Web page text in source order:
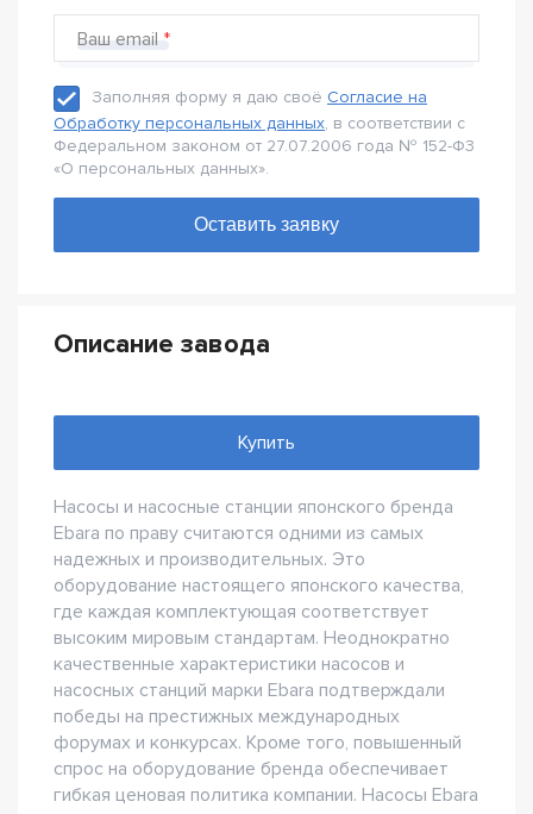
Ваш email
Заполняя форму я даю своё Согласие на
Обработку персональных данных, в соответствии с
Федеральном законом от 27.07.2006 года № 152-Ф3
«О персональных данных».
Описание завода
Купить
Насосы и насосные станции японского бренда
Ebara по праву считаются одними из самых
надежных и производительных. Это
оборудование настоящего японского качества,
где каждая комплектующая соответствует
высоким мировым стандартам. Неоднократно
качественные характеристики насосов и
насосных станций марки Ebara подтверждали
победы на престижных международных
форумах и конкурсах. Кроме того, повышенный
спрос на оборудование бренда обеспечивает
гибкая ценовая политика компании. Насосы Ebara